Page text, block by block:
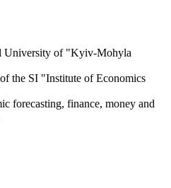
University of "Kyiv-Mohyla
the SI "Institute of Economics
forecasting, finance, money and